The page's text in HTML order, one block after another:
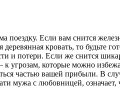
Если вам снится
кровать, то будьте
и потери. Если же снится
которые можно
частью вашей прибыли. В
мужа с любовницей, означает,